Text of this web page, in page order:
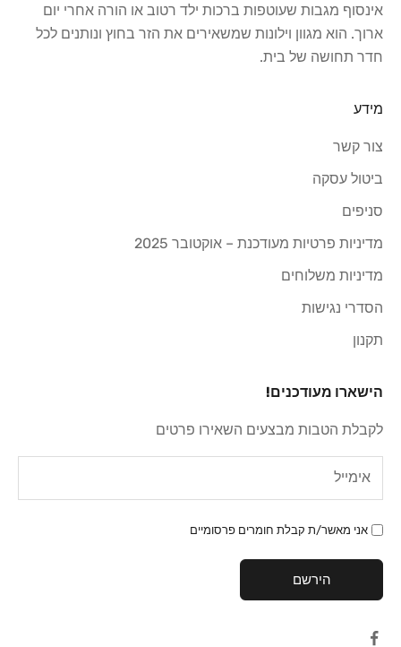
אינסוף מגבות שעוטפות ברכות ילד רטוב או הורה אחרי יום
ארוך. הוא מגוון וילונות שמשאירים את הזר בחוץ ונותנים לכל
חדר תחושה של בית.
מידע
צור קשר
ביטול עסקה
סניפים
מדיניות פרטיות מעודכנת – אוקטובר 2025
מדיניות משלוחים
הסדרי נגישות
תקנון
הישארו מעודכנים!
לקבלת הטבות מבצעים השאירו פרטים
אני מאשר/ת קבלת חומרים פרסומיים
הירשם